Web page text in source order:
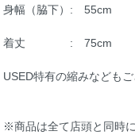
身幅（脇下）: 55cm
着丈 : 75cm
USED特有の縮みなども
※商品は全て店頭と同時